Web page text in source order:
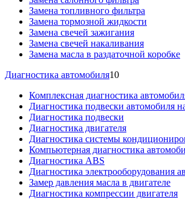
Замена топливного фильтра
Замена тормозной жидкости
Замена свечей зажигания
Замена свечей накаливания
Замена масла в раздаточной коробке
Диагностика автомобиля10
Комплексная диагностика
Диагностика подвески автомобиля
Диагностика подвески
Диагностика двигателя
Диагностика системы
Компьютерная диагностика
Диагностика ABS
Диагностика электрооборудования
Замер давления масла в двигателе
Диагностика компрессии двигателя